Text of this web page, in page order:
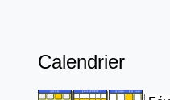
Calendrier